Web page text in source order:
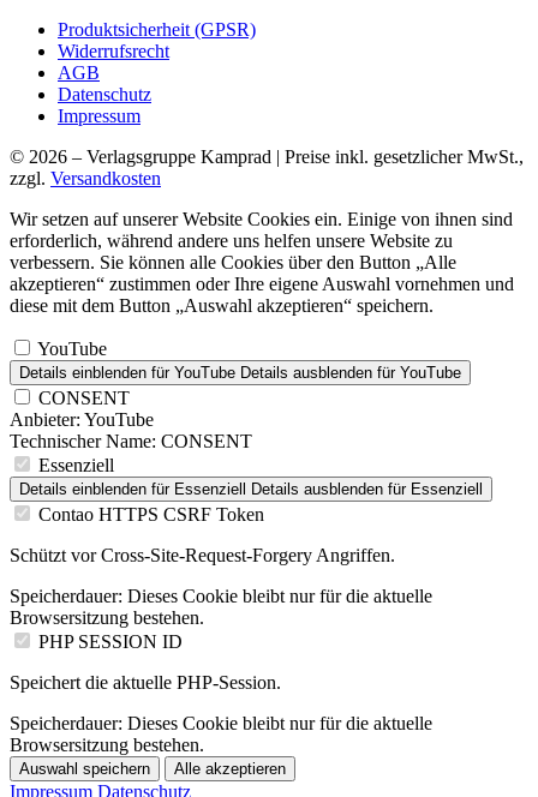
Produktsicherheit (GPSR)
Widerrufsrecht
AGB
Datenschutz
Impressum
© 2026 – Verlagsgruppe Kamprad | Preise inkl. gesetzlicher MwSt.,
zzgl. Versandkosten
Wir setzen auf unserer Website Cookies ein. Einige von ihnen sind
erforderlich, während andere uns helfen unsere Website zu
verbessern. Sie können alle Cookies über den Button „Alle
akzeptieren“ zustimmen oder Ihre eigene Auswahl vornehmen und
diese mit dem Button „Auswahl akzeptieren“ speichern.
YouTube
Details einblenden für YouTube Details ausblenden für YouTube
CONSENT
Anbieter: YouTube
Technischer Name: CONSENT
Essenziell
Details einblenden für Essenziell Details ausblenden für Essenziell
Contao HTTPS CSRF Token
Schützt vor Cross-Site-Request-Forgery Angriffen.
Speicherdauer: Dieses Cookie bleibt nur für die aktuelle
Browsersitzung bestehen.
PHP SESSION ID
Speichert die aktuelle PHP-Session.
Speicherdauer: Dieses Cookie bleibt nur für die aktuelle
Browsersitzung bestehen.
Auswahl speichern Alle akzeptieren
Impressum Datenschutz